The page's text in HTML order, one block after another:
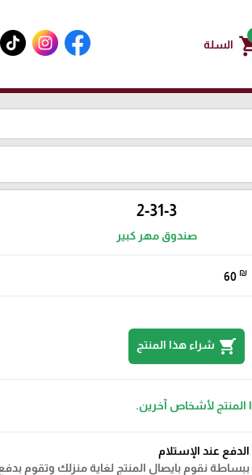
السلة
2-31-3
صندوق مهر كبير
60 ₪
shopping_cart شراء هذا المنتج
المنتج لأشخاص آخرين.
الدفع عند الإستلام
ببساطة نقوم بايصال المنتج لغاية منزلك وتقوم